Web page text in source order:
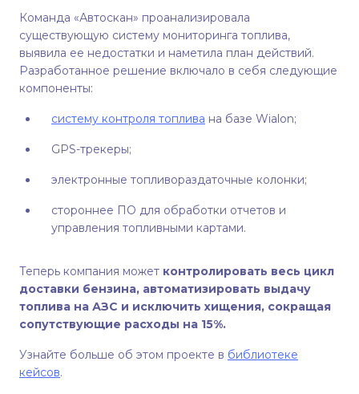
Команда «Автоскан» проанализировала
существующую систему мониторинга топлива,
выявила ее недостатки и наметила план действий.
Разработанное решение включало в себя следующие
компоненты:
систему контроля топлива на базе Wialon;
GPS-трекеры;
электронные топливораздаточные колонки;
стороннее ПО для обработки отчетов и
управления топливными картами.
Теперь компания может контролировать весь цикл
доставки бензина, автоматизировать выдачу
топлива на АЗС и исключить хищения, сокращая
сопутствующие расходы на 15%.
Узнайте больше об этом проекте в библиотеке
кейсов.